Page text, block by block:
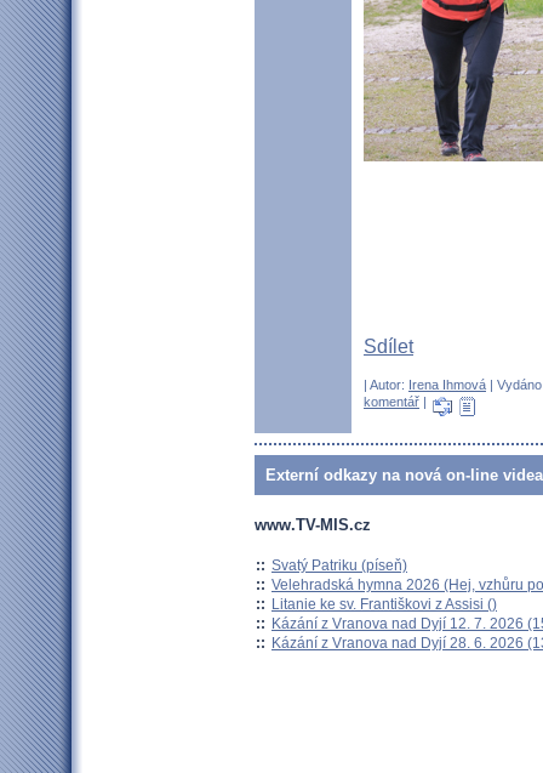
Sdílet
| Autor: Irena Ihmová |
komentář |
Externí odkazy na nová on-line
www.TV-MIS.cz
:: Svatý Patriku (píseň)
:: Velehradská hymna 2026 (Hej, vzhůru
:: Litanie ke sv. Františkovi z Assisi ()
:: Kázání z Vranova nad Dyjí 12. 7. 2026
:: Kázání z Vranova nad Dyjí 28. 6. 2026